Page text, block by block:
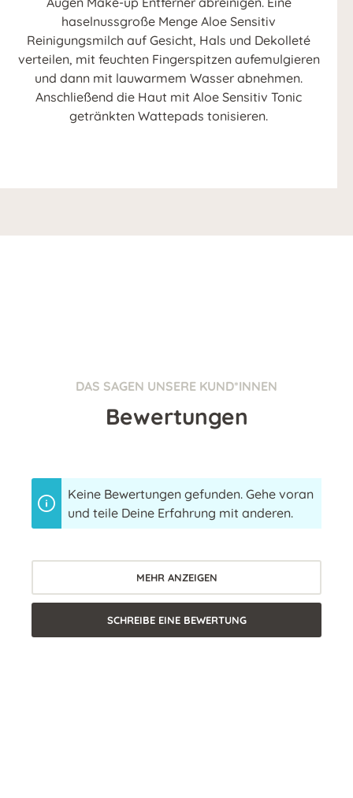
haselnussgroße Menge Aloe Sensitiv
Reinigungsmilch auf Gesicht, Hals und Dekolleté
verteilen, mit feuchten Fingerspitzen aufemulgieren
und dann mit lauwarmem Wasser abnehmen.
Anschließend die Haut mit Aloe Sensitiv Tonic
getränkten Wattepads tonisieren.
DAS SAGEN UNSERE KUND*INNEN
Bewertungen
Keine Bewertungen gefunden. Gehe voran
und teile Deine Erfahrung mit anderen.
MEHR ANZEIGEN
SCHREIBE EINE BEWERTUNG